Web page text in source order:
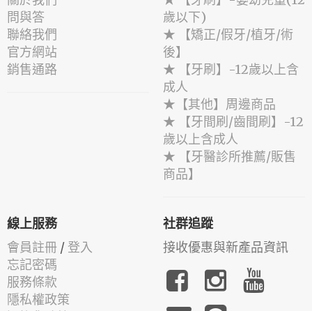
問與答
聯絡我們
官方網站
銷售通路
歲以下)
★ 【矯正/假牙/植牙/術
後】
★ 【牙刷】-12歲以上含
成人
★【其他】周邊商品
★ 【牙間刷/齒間刷】-12
歲以上含成人
★ 【牙醫診所推薦/販售
商品】
線上服務
會員註冊 / 登入
忘記密碼
服務條款
隱私權政策
社群追蹤
接收優惠與新產品資訊